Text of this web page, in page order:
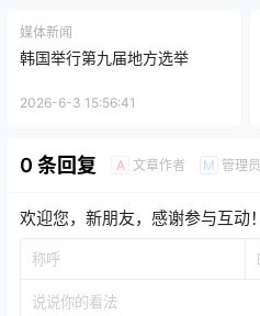
媒体新闻
韩国举行第九届地方选举
2026-6-3 15:56:41
0 条回复 A 文章作者 M 管理员
欢迎您，新朋友，感谢参与互动！